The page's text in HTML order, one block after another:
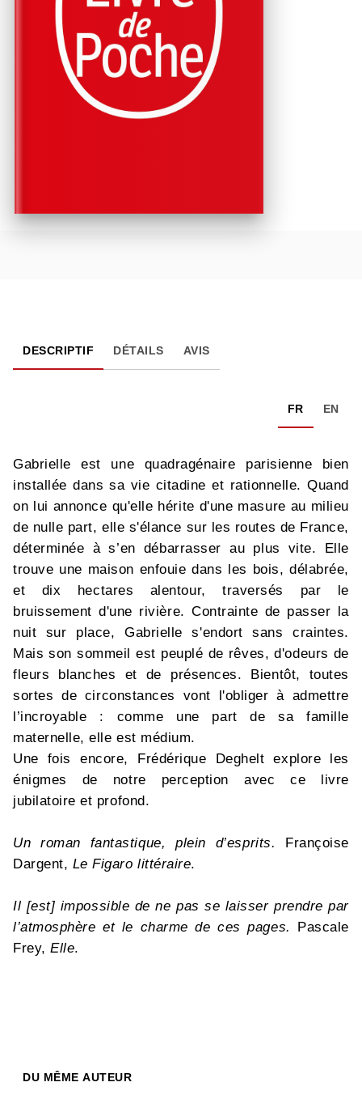
DESCRIPTIF DÉTAILS AVIS
FR EN
Gabrielle est une quadragénaire parisienne bien
installée dans sa vie citadine et rationnelle. Quand
on lui annonce qu'elle hérite d'une masure au milieu
de nulle part, elle s'élance sur les routes de France,
déterminée à s’en débarrasser au plus vite. Elle
trouve une maison enfouie dans les bois, délabrée,
et dix hectares alentour, traversés par le
bruissement d'une rivière. Contrainte de passer la
nuit sur place, Gabrielle s'endort sans craintes.
Mais son sommeil est peuplé de rêves, d'odeurs de
fleurs blanches et de présences. Bientôt, toutes
sortes de circonstances vont l'obliger à admettre
l’incroyable : comme une part de sa famille
maternelle, elle est médium.
Une fois encore, Frédérique Deghelt explore les
énigmes de notre perception avec ce livre
jubilatoire et profond.
Un roman fantastique, plein d’esprits.
Françoise
Dargent, Le Figaro littéraire.
Il [est] impossible de ne pas se laisser prendre par
l’atmosphère et le charme de ces pages.
Pascale
Frey,Elle.
DU MÊME AUTEUR